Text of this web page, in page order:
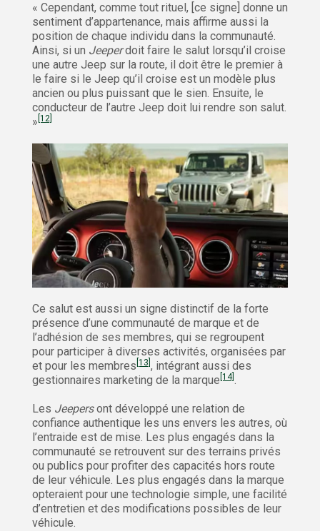
« Cependant, comme tout rituel, [ce signe] donne un
sentiment d’appartenance, mais affirme aussi la
position de chaque individu dans la communauté.
Ainsi, si un Jeeperdoit faire le salut lorsqu’il croise
une autre Jeep sur la route, il doit être le premier à
le faire si le Jeep qu’il croise est un modèle plus
ancien ou plus puissant que le sien. Ensuite, le
conducteur de l’autre Jeep doit lui rendre son salut.
» [12]
Ce salut est aussi un signe distinctif de la forte
présence d’une communauté de marque et de
l’adhésion de ses membres, qui se regroupent
pour participer à diverses activités, organisées par
et pour les membres [13] , intégrant aussi des
gestionnaires marketing de la marque [14].
Les Jeepersont développé une relation de
confiance authentique les uns envers les autres, où
l’entraide est de mise. Les plus engagés dans la
communauté se retrouvent sur des terrains privés
ou publics pour profiter des capacités hors route
de leur véhicule. Les plus engagés dans la marque
opteraient pour une technologie simple, une facilité
d’entretien et des modifications possibles de leur
véhicule.